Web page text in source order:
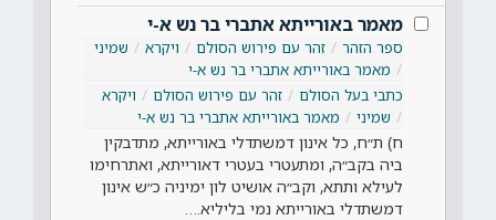
מאמר באורייתא אתברי בר נש א-י
ספר הזהר זהר עם פירוש הסולם ויקרא
שמיני
מאמר באורייתא אתברי בר נש א-י
כתבי בעל הסולם
זהר עם פירוש הסולם
ויקרא
שמיני
מאמר באורייתא אתברי בר נש א-י
ח) ת״ח, כל אינון דמשתדלי באורייתא, מתדבקין
ביה בקב״ה, ומתעטרי בעטרי דאורייתא, ואתרחימו
לעילא ותתא, וקב״ה אושיט לון ימיניה כ״ש אינון
דמשתדלי באורייתא נמי בליליא.…